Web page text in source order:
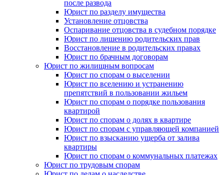
после развода
Юрист по разделу имущества
Установление отцовства
Оспаривание отцовства в судебном порядке
Юрист по лишению родительских прав
Восстановление в родительских правах
Юрист по брачным договорам
Юрист по жилищным вопросам
Юрист по спорам о выселении
Юрист по вселению и устранению
препятствий в пользовании жильем
Юрист по спорам о порядке пользования
квартирой
Юрист по спорам о долях в квартире
Юрист по спорам с управляющей компанией
Юрист по взысканию ущерба от залива
квартиры
Юрист по спорам о коммунальных платежах
Юрист по трудовым спорам